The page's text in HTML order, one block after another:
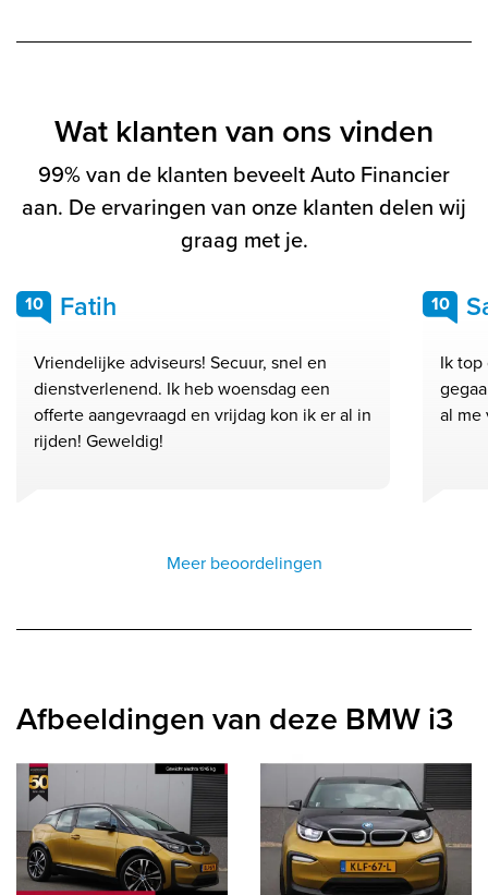
Wat klanten van ons vinden
99% van de klanten beveelt Auto Financier
aan. De ervaringen van onze klanten delen wij
graag met je.
10 Fatih
Vriendelijke adviseurs! Secuur, snel en
dienstverlenend. Ik heb woensdag een
offerte aangevraagd en vrijdag kon ik er al in
rijden! Geweldig!
10
Ik
al me
Meer beoordelingen
Afbeeldingen van deze BMW i3